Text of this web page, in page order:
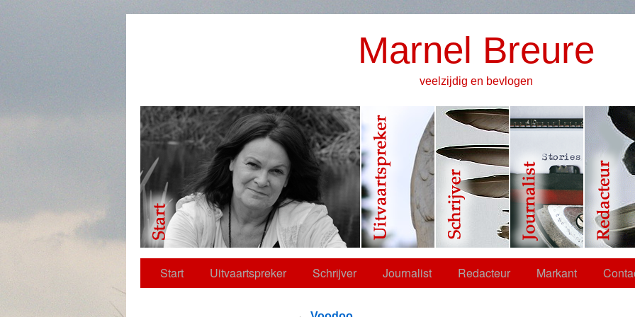
Marnel Breure
veelzijdig en bevlogen
Neem contact op
Start Uitvaartspreker Schrijver Journalist Redacteur Markant